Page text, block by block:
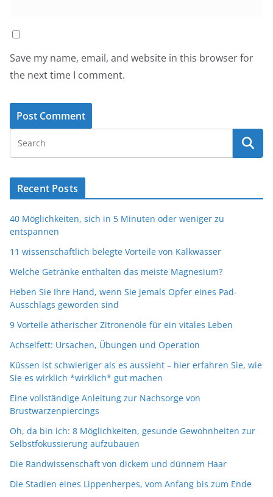
Save my name, email, and website in this browser for
the next time I comment.
Recent Posts
40 Möglichkeiten, sich in 5 Minuten oder weniger zu
entspannen
11 wissenschaftlich belegte Vorteile von Kalkwasser
Welche Getränke enthalten das meiste Magnesium?
Heben Sie Ihre Hand, wenn Sie jemals Opfer eines Pad-
Ausschlags geworden sind
9 Vorteile ätherischer Zitronenöle für ein vitales Leben
Achselfett: Ursachen, Übungen und Operation
Küssen ist schwieriger als es aussieht – hier erfahren Sie, wie
Sie es wirklich *wirklich* gut machen
Eine vollständige Anleitung zur Nachsorge von
Brustwarzenpiercings
Oh, da bin ich: 8 Möglichkeiten, gesunde Gewohnheiten zur
Selbstfokussierung aufzubauen
Die Randwissenschaft von dickem und dünnem Haar
Die Stadien eines Lippenherpes, vom Anfang bis zum Ende